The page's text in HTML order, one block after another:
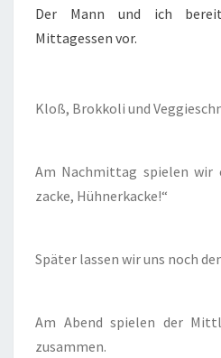
Der Mann und ich
Mittagessen vor.
Kloß, Brokkoli und
Am Nachmittag spielen wir
zacke, Hühnerkacke!“
Später lassen wir uns noch
Am Abend spielen der
zusammen.